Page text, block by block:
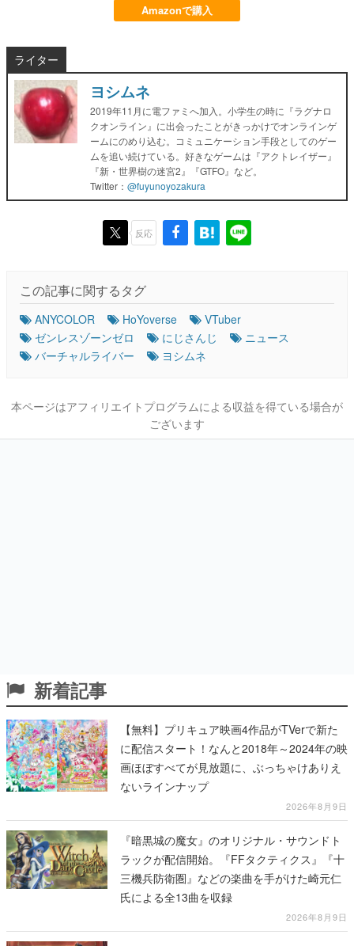
Amazonで購入
ライター
ヨシムネ
2019年11月に電ファミへ加入。小学生の時に『ラグナロ
クオンライン』に出会ったことがきっかけでオンラインゲ
ームにのめり込む。コミュニケーション手段としてのゲー
ムを追い続けている。好きなゲームは『アクトレイザー』
『新・世界樹の迷宮2』『GTFO』など。
Twitter： @fuyunoyozakura
反応
この記事に関するタグ
ANYCOLOR HoYoverse
VTuber
ゼンレスゾーンゼロ
にじさんじ
ニュース
バーチャルライバー
ヨシムネ
本ページはアフィリエイトプログラムによる収益を得ている場合が
ございます
新着記事
【無料】プリキュア映画4作品がTVerで新た
に配信スタート！なんと2018年～2024年の映
画ほぼすべてが見放題に、ぶっちゃけありえ
ないラインナップ
2026年8月9日
『暗黒城の魔女』のオリジナル・サウンドト
ラックが配信開始。『FFタクティクス』『十
三機兵防衛圏』などの楽曲を手がけた崎元仁
氏による全13曲を収録
2026年8月9日